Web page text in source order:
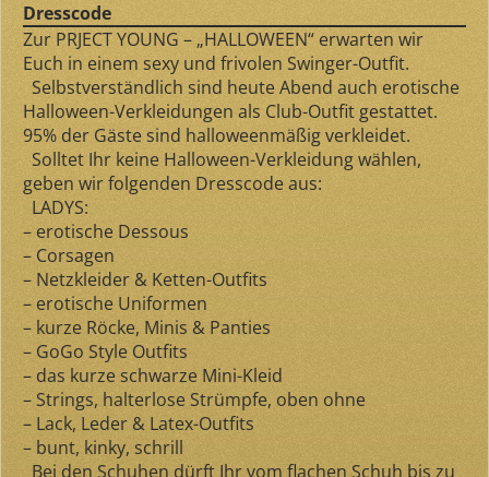
Dresscode
Zur PRJECT YOUNG – „HALLOWEEN“ erwarten wir
Euch in einem sexy und frivolen Swinger-Outfit.
Selbstverständlich sind heute Abend auch erotische
Halloween-Verkleidungen als Club-Outfit gestattet.
95% der Gäste sind halloweenmäßig verkleidet.
Solltet Ihr keine Halloween-Verkleidung wählen,
geben wir folgenden Dresscode aus:
LADYS:
– erotische Dessous
– Corsagen
– Netzkleider & Ketten-Outfits
– erotische Uniformen
– kurze Röcke, Minis & Panties
– GoGo Style Outfits
– das kurze schwarze Mini-Kleid
– Strings, halterlose Strümpfe, oben ohne
– Lack, Leder & Latex-Outfits
– bunt, kinky, schrill
Bei den Schuhen dürft Ihr vom flachen Schuh bis zu